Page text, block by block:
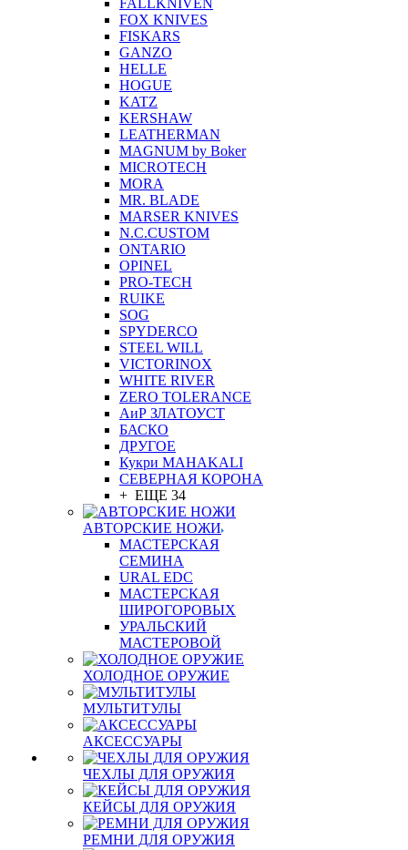
FALLKNIVEN
FOX KNIVES
FISKARS
GANZO
HELLE
HOGUE
KATZ
KERSHAW
LEATHERMAN
MAGNUM by Boker
MICROTECH
MORA
MR. BLADE
MARSER KNIVES
N.C.CUSTOM
ONTARIO
OPINEL
PRO-TECH
RUIKE
SOG
SPYDERCO
STEEL WILL
VICTORINOX
WHITE RIVER
ZERO TOLERANCE
АиР ЗЛАТОУСТ
БАСКО
ДРУГОЕ
Кукри MAHAKALI
СЕВЕРНАЯ КОРОНА
+ ЕЩЕ 34
АВТОРСКИЕ НОЖИ
МАСТЕРСКАЯ
СЕМИНА
URAL EDC
МАСТЕРСКАЯ
ШИРОГОРОВЫХ
УРАЛЬСКИЙ
МАСТЕРОВОЙ
ХОЛОДНОЕ ОРУЖИЕ
МУЛЬТИТУЛЫ
АКСЕССУАРЫ
ЧЕХЛЫ ДЛЯ ОРУЖИЯ
КЕЙСЫ ДЛЯ ОРУЖИЯ
РЕМНИ ДЛЯ ОРУЖИЯ